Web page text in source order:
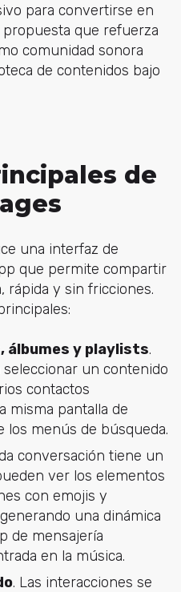
para convertirse en
propuesta que refuerza
comunidad sonora
de contenidos bajo
de
una interfaz de
que permite compartir
rápida y sin fricciones.
álbumes y playlists.
un contenido
contactos
misma pantalla de
los menús de búsqueda.
conversación tiene un
ver los elementos
con emojis y
una dinámica
de mensajería
en la música.
. Las interacciones se